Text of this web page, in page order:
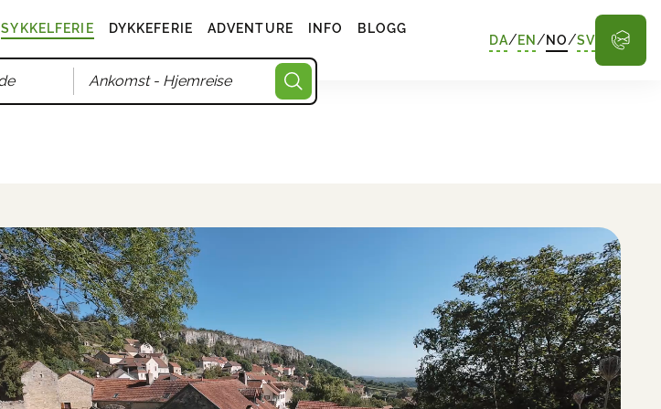
SYKKELFERIE DYKKEFERIE ADVENTURE INFO BLOGG
Ankomst- Hjemreise
DA/EN /NO/SV